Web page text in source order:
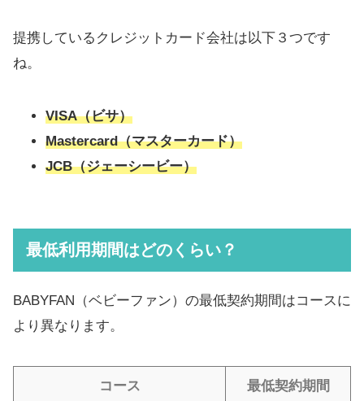
提携しているクレジットカード会社は以下３つです
ね。
VISA（ビサ）
Mastercard（マスターカード）
JCB（ジェーシービー）
最低利用期間はどのくらい？
BABYFAN（ベビーファン）の最低契約期間はコースに
より異なります。
コース 最低契約期間